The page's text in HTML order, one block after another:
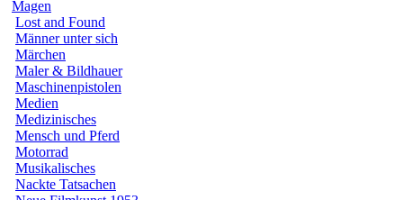
Magen
Lost and Found
Männer unter sich
Märchen
Maler & Bildhauer
Maschinenpistolen
Medien
Medizinisches
Mensch und Pferd
Motorrad
Musikalisches
Nackte Tatsachen